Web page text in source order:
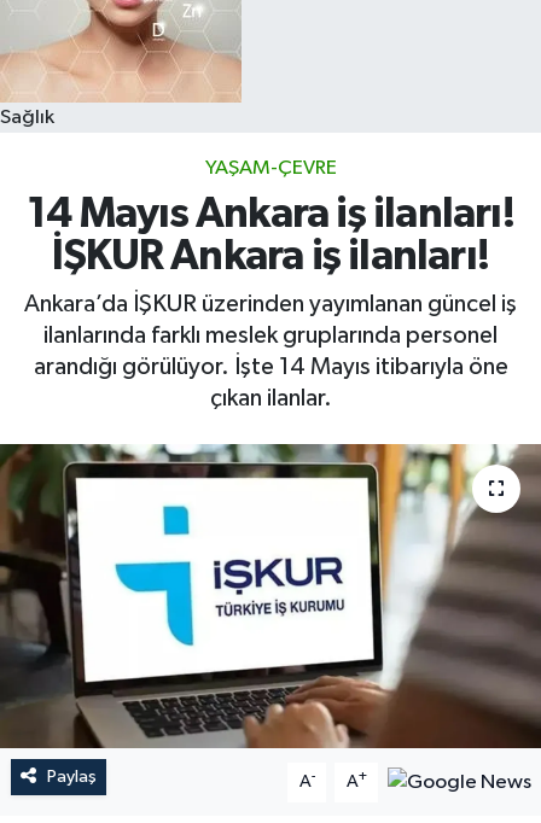
Sağlık
YAŞAM-ÇEVRE
14 Mayıs Ankara iş ilanları!
İŞKUR Ankara iş ilanları!
Ankara’da İŞKUR üzerinden yayımlanan güncel iş
ilanlarında farklı meslek gruplarında personel
arandığı görülüyor. İşte 14 Mayıs itibarıyla öne
çıkan ilanlar.
Paylaş A- A+